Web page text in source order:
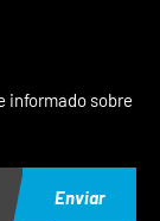
informado sobre
Enviar